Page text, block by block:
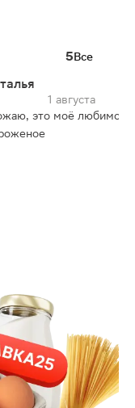
5Все
1 августа
это моё любимое